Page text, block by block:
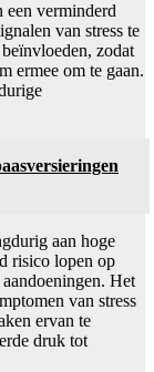
een verminderd
van stress te
zodat
ermee om te gaan.
aan hoge
risico lopen op
Het
van stress
ervan te
druk tot